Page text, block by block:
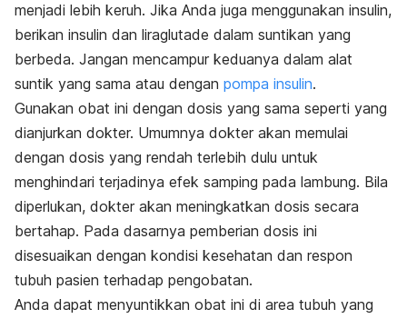
menjadi lebih keruh. Jika Anda juga menggunakan insulin,
berikan insulin dan liraglutade dalam suntikan yang
berbeda. Jangan mencampur keduanya dalam alat
suntik yang sama atau dengan pompa insulin.
Gunakan obat ini dengan dosis yang sama seperti yang
dianjurkan dokter. Umumnya dokter akan memulai
dengan dosis yang rendah terlebih dulu untuk
menghindari terjadinya efek samping pada lambung. Bila
diperlukan, dokter akan meningkatkan dosis secara
bertahap. Pada dasarnya pemberian dosis ini
disesuaikan dengan kondisi kesehatan dan respon
tubuh pasien terhadap pengobatan.
Anda dapat menyuntikkan obat ini di area tubuh yang